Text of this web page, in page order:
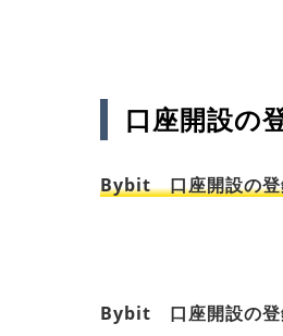
口座開設の
Bybit 口座開設の
Bybit 口座開設の